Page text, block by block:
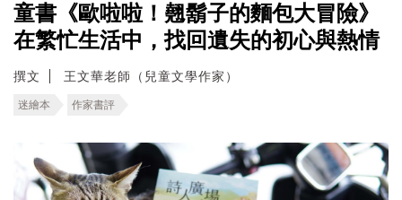
童書《歐啦啦！翹鬍子的麵包大冒險》
在繁忙生活中，找回遺失的初心與熱情
撰文 王文華老師（兒童文學作家）
迷繪本 作家書評